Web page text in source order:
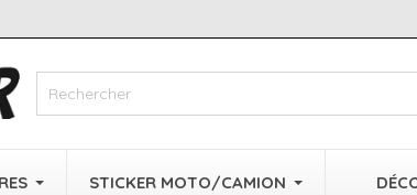
STICKER MOTO/CAMION